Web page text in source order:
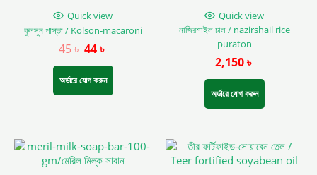
Quick view
কুলসুন পাস্তা / Kolson-macaroni
45৳44৳
অর্ডারে যোগ করুন
multiple
variants.
be
product
page
Quick view
নাজিরশাইল চাল / nazirshail rice
puraton
2,150৳
অর্ডারে যোগ করুন
multiple
variants.
may
chosen
product
page
This
product